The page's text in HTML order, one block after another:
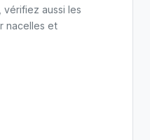
vérifiez aussi les
nacelles et